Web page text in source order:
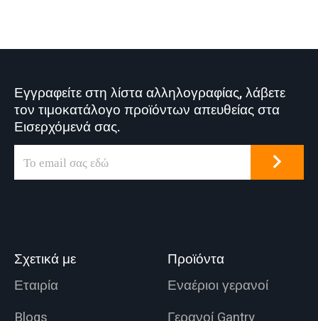
Εγγραφείτε στη λίστα αλληλογραφίας, λάβετε
τον τιμοκατάλογο προϊόντων απευθείας στα
Εισερχόμενά σας.
Σχετικά με
Εταιρία
Προϊόντα
Εναέριοι γερανοί